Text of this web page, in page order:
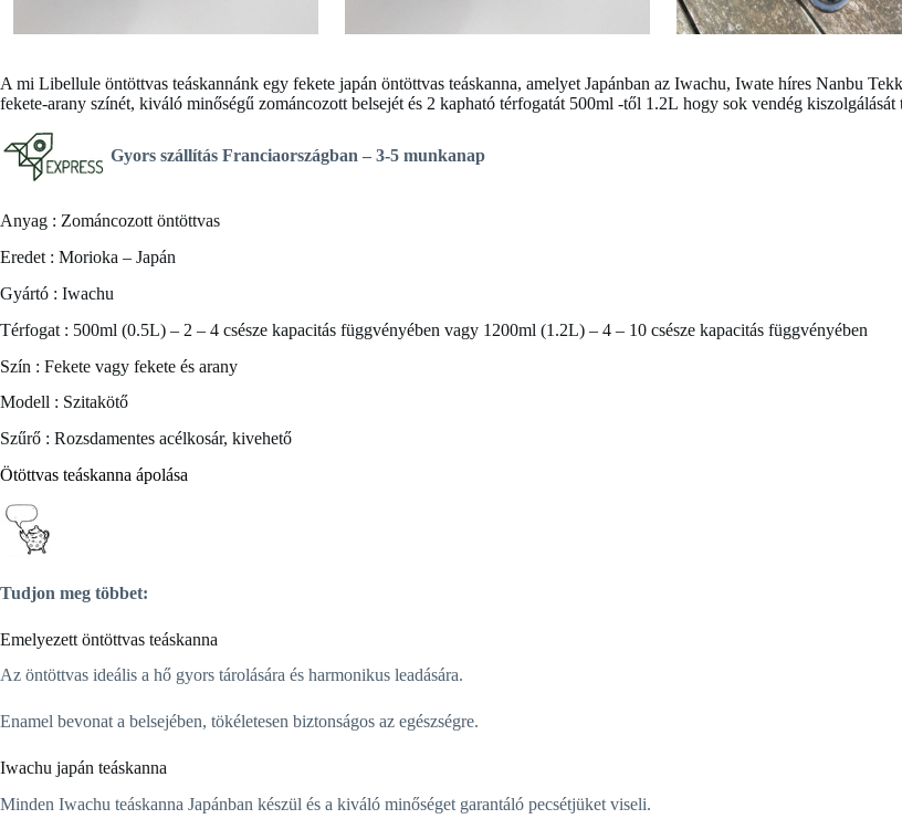
A mi Libellule öntöttvas teáskannánk egy fekete japán öntöttvas teáskanna, amelyet Japánban az Iwachu, Iwate híres Nanbu
fekete-arany színét, kiváló minőségű zománcozott belsejét és 2 kapható térfogatát 500ml -től 1.2L hogy sok vendég kiszolgálását
Gyors szállítás Franciaországban – 3-5 munkanap
Anyag : Zománcozott öntöttvas
Eredet : Morioka – Japán
Gyártó : Iwachu
Térfogat : 500ml (0.5L) – 2 – 4 csésze kapacitás függvényében vagy 1200ml (1.2L) – 4 – 10 csésze kapacitás függvényében
Szín : Fekete vagy fekete és arany
Modell : Szitakötő
Szűrő : Rozsdamentes acélkosár, kivehető
Ötöttvas teáskanna ápolása
Tudjon meg többet:
Emelyezett öntöttvas teáskanna
Az öntöttvas ideális a hő gyors tárolására és harmonikus leadására.
Enamel bevonat a belsejében, tökéletesen biztonságos az egészségre.
Iwachu japán teáskanna
Minden Iwachu teáskanna Japánban készül és a kiváló minőséget garantáló pecsétjüket viseli.